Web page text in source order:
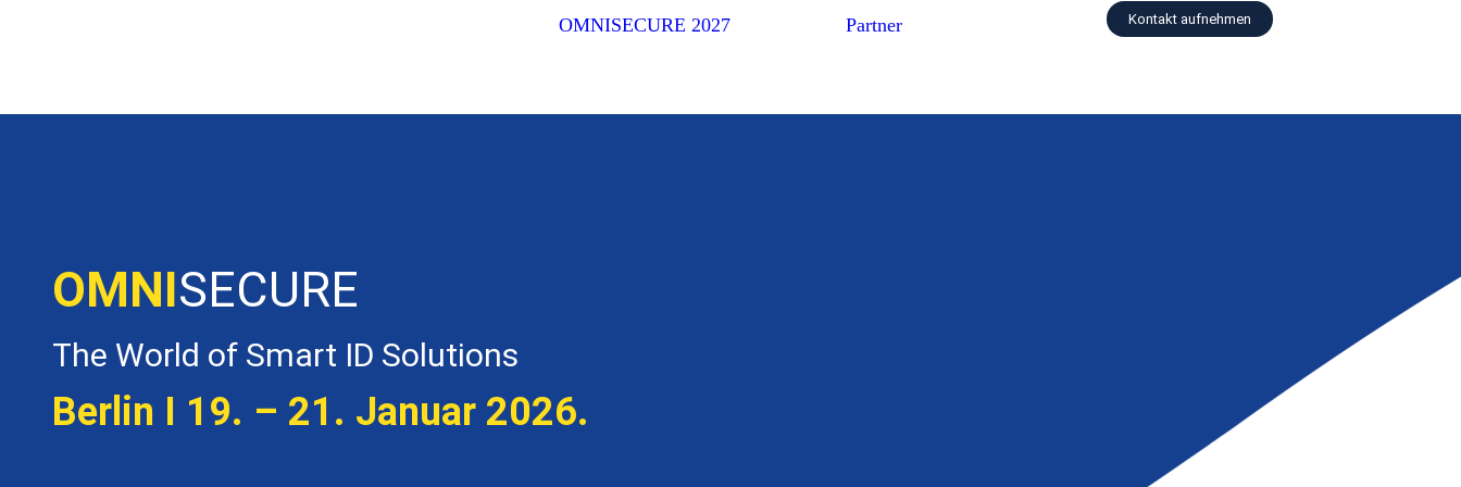
OMNISECURE 2027 Partner Kontakt aufnehmen
OMNISECURE
The World of Smart ID Solutions
Berlin I 19. – 21. Januar 2026.